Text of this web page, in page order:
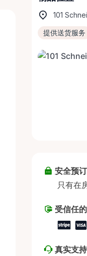
101
提供送货服务
安全预订
只有在
受信任
真实支持